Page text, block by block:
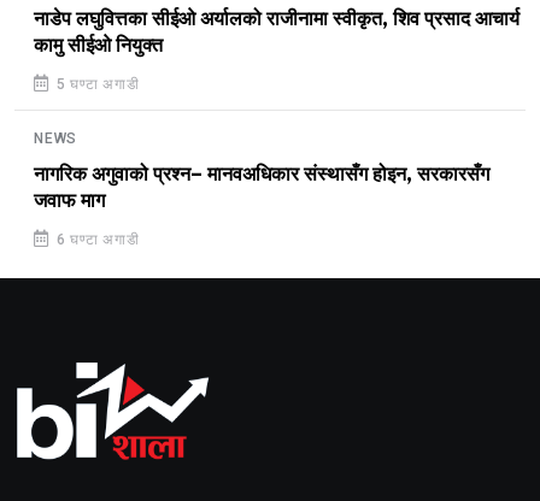
नाडेप लघुवित्तका सीईओ अर्यालको राजीनामा स्वीकृत, शिव प्रसाद आचार्य
कामु सीईओ नियुक्त
5 घण्टा अगाडी
NEWS
नागरिक अगुवाको प्रश्न– मानवअधिकार संस्थासँग होइन, सरकारसँग
जवाफ माग
6 घण्टा अगाडी